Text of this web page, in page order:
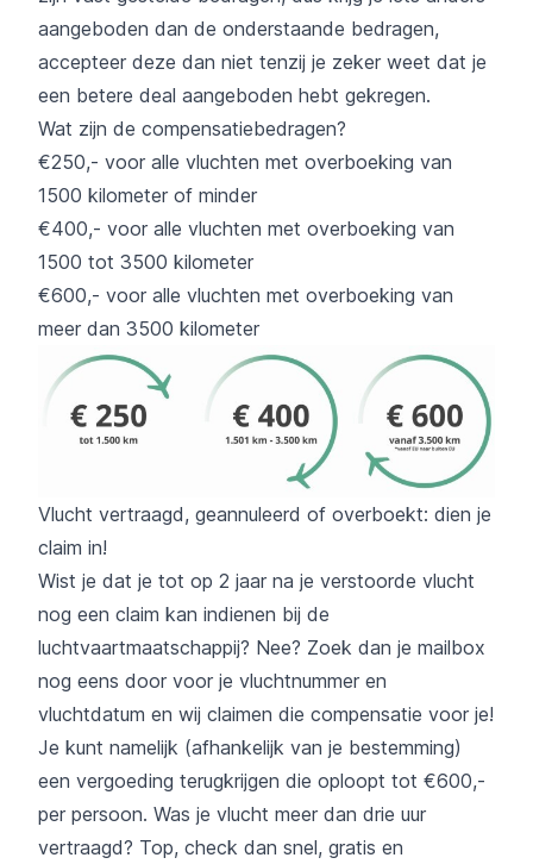
aangeboden dan de onderstaande bedragen,
accepteer deze dan niet tenzij je zeker weet dat je
een betere deal aangeboden hebt gekregen.
Wat zijn de compensatiebedragen?
€250,- voor alle vluchten met overboeking van
1500 kilometer of minder
€400,- voor alle vluchten met overboeking van
1500 tot 3500 kilometer
€600,- voor alle vluchten met overboeking van
meer dan 3500 kilometer
Vlucht vertraagd, geannuleerd of overboekt: dien je
claim in!
Wist je dat je tot op 2 jaar na je verstoorde vlucht
nog een claim kan indienen bij de
luchtvaartmaatschappij? Nee? Zoek dan je mailbox
nog eens door voor je vluchtnummer en
vluchtdatum en wij claimen die compensatie voor je!
Je kunt namelijk (afhankelijk van je bestemming)
een vergoeding terugkrijgen die oploopt tot €600,-
per persoon. Was je vlucht meer dan drie uur
vertraagd? Top, check dan snel, gratis en